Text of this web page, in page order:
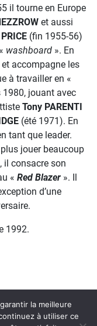
il tourne en Europe
et aussi
(fin 1955-56)
washboard ». En
et accompagne les
à travailler en «
1980, jouant avec
Tony PARENTI
(été 1971). En
tant que leader.
jouer beaucoup
il consacre son
« Red Blazer ». Il
d’une
1992.
la meilleure
à utiliser ce